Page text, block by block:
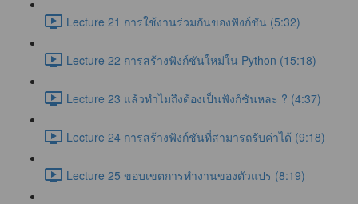
Lecture 21 การใช้งานร่วมกันของฟังก์ชัน (5:32)
Lecture 22 การสร้างฟังก์ชันใหม่ใน Python (15:18)
Lecture 23 แล้วทำไมถึงต้องเป็นฟังก์ชันหละ ? (4:37)
Lecture 24 การสร้างฟังก์ชันที่สามารถรับค่าได้ (9:18)
Lecture 25 ขอบเขตการทำงานของตัวแปร (8:19)